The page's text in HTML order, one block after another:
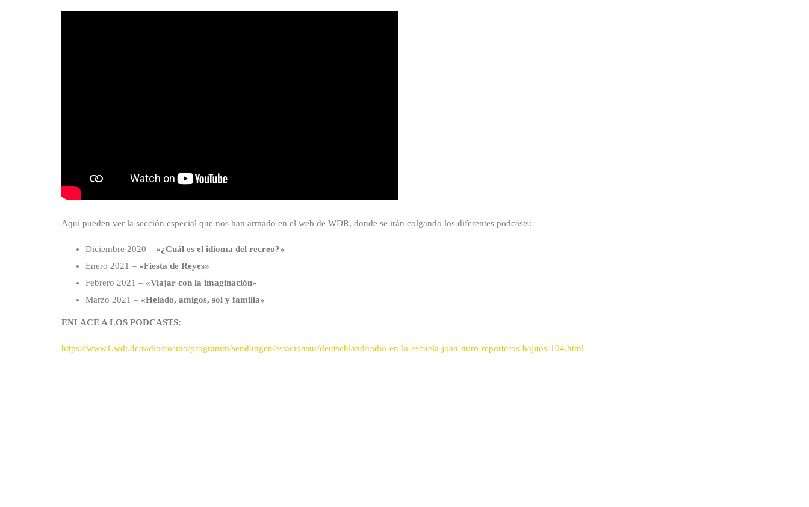
Aquí pueden ver la sección especial que nos han armado en el web de WDR, donde se irán colgando los diferentes podcasts:
Diciembre 2020 – «¿Cuál es el idioma del recreo?»
Enero 2021 – «Fiesta de Reyes»
Febrero 2021 – «Viajar con la imaginación»
Marzo 2021 – «Helado, amigos, sol y familia»
ENLACE A LOS PODCASTS:
https://www1.wdr.de/radio/cosmo/programm/sendungen/estacionsur/deutschland/radio-en-la-escuela-joan-miro-reporteros-bajitos-104.html